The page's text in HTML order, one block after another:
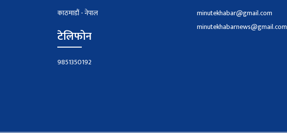
काठमाडौं - नेपाल
टेलिफोन
9851350192
minutekhabar@gmail.com
minutekhabarnews@gmail.com